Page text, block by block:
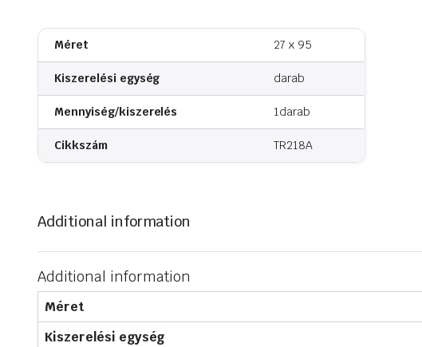
Méret 27 x 95
Kiszerelési egység darab
Mennyiség/kiszerelés 1darab
Cikkszám TR218A
Additional information
Additional information
Méret
Kiszerelési egység